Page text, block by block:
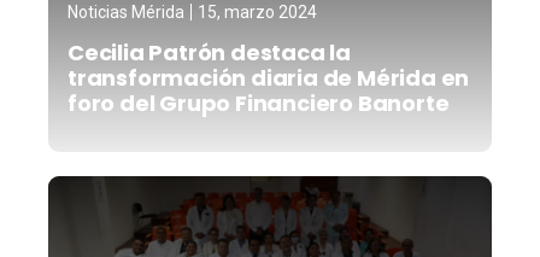
Noticias Mérida 15, marzo 2024
Cecilia Patrón destaca la
transformación diaria de Mérida en
foro del Grupo Financiero Banorte